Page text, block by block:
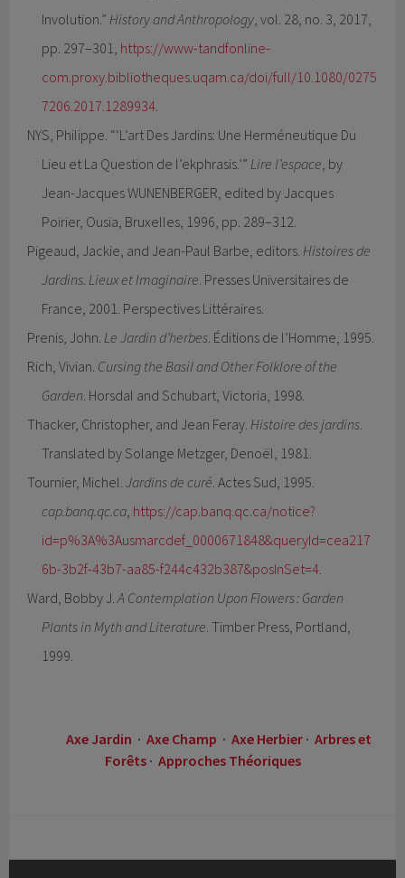
Involution.”History and Anthropology, vol. 28, no. 3, 2017,
pp. 297–301, https://www-tandfonline-
com.proxy.bibliotheques.uqam.ca/doi/full/10.1080/0275
7206.2017.1289934.
NYS, Philippe. “‘L’art Des Jardins: Une Herméneutique Du
Lieu et La Question de l’ekphrasis.’”Lire l’espace, by
Jean-Jacques WUNENBERGER, edited by Jacques
Poirier, Ousia, Bruxelles, 1996, pp. 289–312.
Pigeaud, Jackie, and Jean-Paul Barbe, editors.Histoires de
Jardins. Lieux et Imaginaire. Presses Universitaires de
France, 2001. Perspectives Littéraires.
Prenis, John.Le Jardin d’herbes. Éditions de l’Homme, 1995.
Rich, Vivian. Cursing the Basil and Other Folklore of the
Garden. Horsdal and Schubart, Victoria, 1998.
Thacker, Christopher, and Jean Feray.Histoire des jardins.
Translated by Solange Metzger, Denoë̈l, 1981.
Tournier, Michel.Jardins de curé. Actes Sud, 1995.
cap.banq.qc.ca, https://cap.banq.qc.ca/notice?
id=p%3A%3Ausmarcdef_0000671848&queryId=cea217
6b-3b2f-43b7-aa85-f244c432b387&posInSet=4.
Ward, Bobby J.A Contemplation Upon Flowers : Garden
Plants in Myth and Literature. Timber Press, Portland,
1999.
Axe Jardin · Axe Champ · Axe Herbier · Arbres et
Forêts· Approches Théoriques